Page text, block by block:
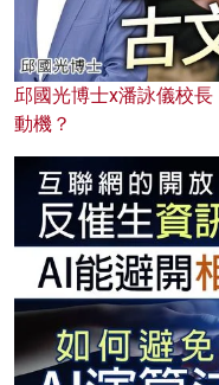
邱國光博士x潘詠儀校
動機？